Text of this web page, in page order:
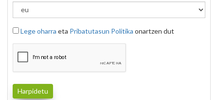
Lege oharra eta Pribatutasun Politika onartzen dut